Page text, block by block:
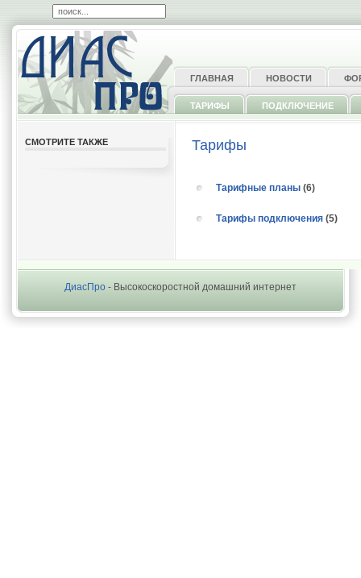
ГЛАВНАЯ НОВОСТИ
ТАРИФЫ ПОДКЛЮЧЕНИЕ
СМОТРИТЕ ТАКЖЕ Тарифы
Тарифные планы (6)
Тарифы подключения (5)
ДиасПро - Высокоскоростной домашний интернет